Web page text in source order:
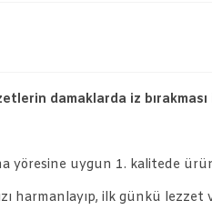
damaklarda iz bırakması
uygun 1. kalitede
harmanlayıp, ilk günkü